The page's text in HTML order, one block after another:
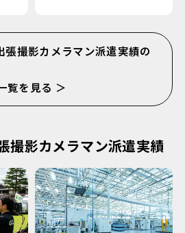
撮影カメラマン派遣実績の
覧を見る ＞
撮影カメラマン派遣実績